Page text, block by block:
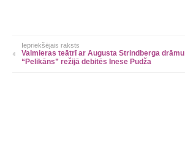
Iepriekšējais raksts
Valmieras teātrī ar Augusta Strindberga drāmu
“Pelikāns” režijā debitēs Inese Pudža